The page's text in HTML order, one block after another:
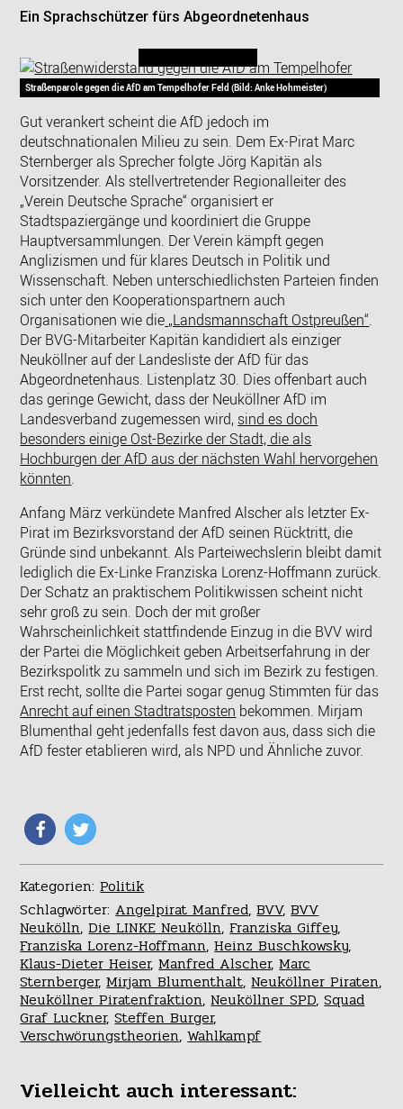
Ein Sprachschützer fürs Abgeordnetenhaus
Straßenparole gegen die AfD am Tempelhofer Feld (Bild: Anke Hohmeister)
Gut verankert scheint die AfD jedoch im
deutschnationalen Milieu zu sein. Dem Ex-Pirat Marc
Sternberger als Sprecher folgte Jörg Kapitän als
Vorsitzender. Als stellvertretender Regionalleiter des
„Verein Deutsche Sprache“ organisiert er
Stadtspaziergänge und koordiniert die Gruppe
Hauptversammlungen. Der Verein kämpft gegen
Anglizismen und für klares Deutsch in Politik und
Wissenschaft. Neben unterschiedlichsten Parteien finden
sich unter den Kooperationspartnern auch
Organisationen wie die „Landsmannschaft Ostpreußen“.
Der BVG-Mitarbeiter Kapitän kandidiert als einziger
Neuköllner auf der Landesliste der AfD für das
Abgeordnetenhaus. Listenplatz 30. Dies offenbart auch
das geringe Gewicht, dass der Neuköllner AfD im
Landesverband zugemessen wird, sind es doch
besonders einige Ost-Bezirke der Stadt, die als
Hochburgen der AfD aus der nächsten Wahl hervorgehen
könnten.
Anfang März verkündete Manfred Alscher als letzter Ex-
Pirat im Bezirksvorstand der AfD seinen Rücktritt, die
Gründe sind unbekannt. Als Parteiwechslerin bleibt damit
lediglich die Ex-Linke Franziska Lorenz-Hoffmann zurück.
Der Schatz an praktischem Politikwissen scheint nicht
sehr groß zu sein. Doch der mit großer
Wahrscheinlichkeit stattfindende Einzug in die BVV wird
der Partei die Möglichkeit geben Arbeitserfahrung in der
Bezirkspolitk zu sammeln und sich im Bezirk zu festigen.
Erst recht, sollte die Partei sogar genug Stimmten für das
Anrecht auf einen Stadtratsposten bekommen. Mirjam
Blumenthal geht jedenfalls fest davon aus, dass sich die
AfD fester etablieren wird, als NPD und Ähnliche zuvor.
Kategorien:Politik
Schlagwörter:Angelpirat Manfred,BVV,BVV
Neukölln,Die LINKE Neukölln,Franziska Giffey,
Franziska Lorenz-Hoffmann,Heinz Buschkowsky,
Klaus-Dieter Heiser,Manfred Alscher,Marc
Sternberger,Mirjam Blumenthalt,Neuköllner Piraten,
Neuköllner Piratenfraktion,Neuköllner SPD,Squad
Graf Luckner,Steffen Burger,
Verschwörungstheorien,Wahlkampf
Vielleicht auch interessant: